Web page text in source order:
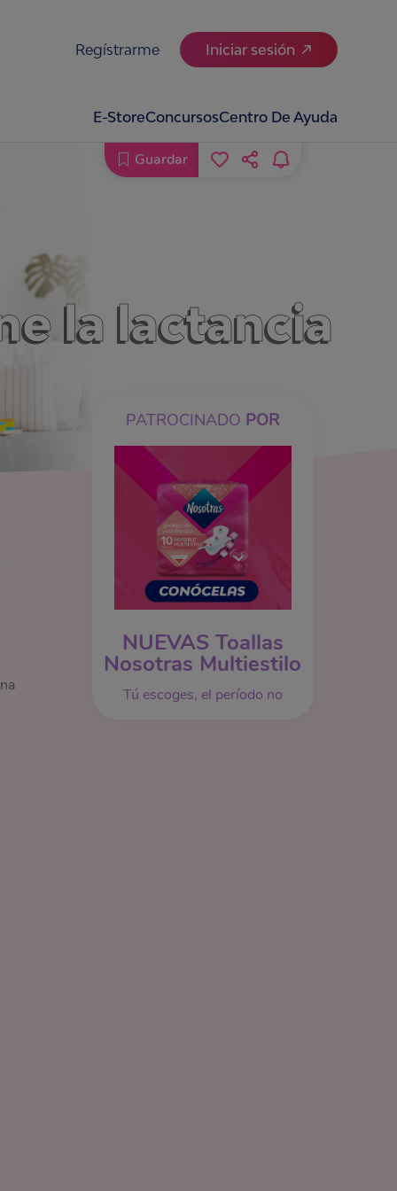
Regístrarme Iniciar sesión
E-StoreConcursosCentro De Ayuda
la lactancia
PATROCINADO POR
NUEVAS Toallas
Nosotras Multiestilo
Tú escoges, el período no
Guardar